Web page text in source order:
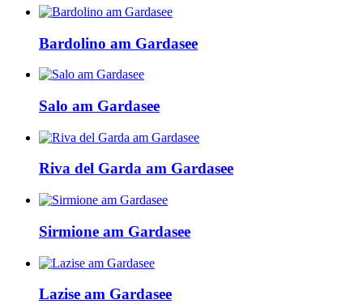
Bardolino am Gardasee
Salo am Gardasee
Riva del Garda am Gardasee
Sirmione am Gardasee
Lazise am Gardasee